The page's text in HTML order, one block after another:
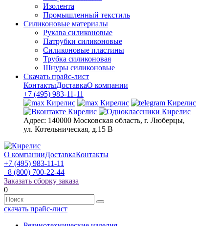
Изолента
Промышленный текстиль
Силиконовые материалы
Рукава силиконовые
Патрубки силиконовые
Силиконовые пластины
Трубка силиконовая
Шнуры силиконовые
Скачать прайс-лист
КонтактыДоставкаО компании
+7 (495) 983-11-11
Адрес: 140000 Московская область, г. Люберцы,
ул. Котельническая, д.15 В
О компанииДоставкаКонтакты
+7 (495) 983-11-11
8 (800) 700-22-44
Заказать сборку заказа
0
скачать прайс-лист